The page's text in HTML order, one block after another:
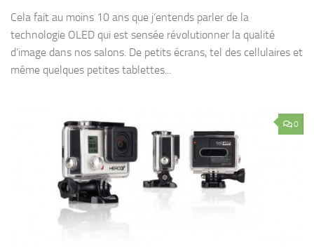
Cela fait au moins 10 ans que j’entends parler de la
technologie OLED qui est sensée révolutionner la qualité
d’image dans nos salons. De petits écrans, tel des cellulaires et
même quelques petites tablettes...
0